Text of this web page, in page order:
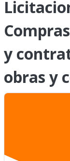
y
obras y